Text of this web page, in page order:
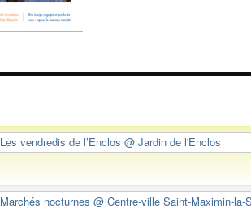
Les vendredis de l’Enclos @ Jardin de l'Enclos
Marchés nocturnes @ Centre-ville Saint-Maximin-la-